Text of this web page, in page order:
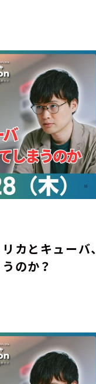
カとキューバ、
のか？